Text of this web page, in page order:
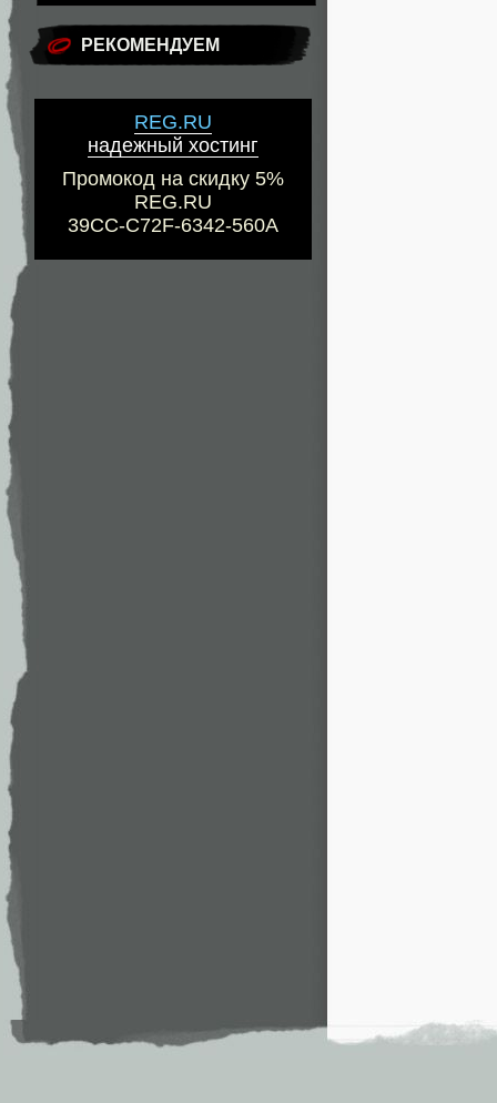
РЕКОМЕНДУЕМ
REG.RU
надежный хостинг
Промокод на скидку 5%
REG.RU
39CC-C72F-6342-560A